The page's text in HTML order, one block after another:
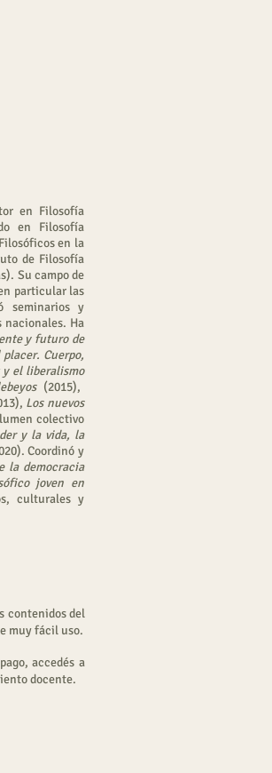
en Filosofía
en Filosofía
en la
de Filosofía
Su campo de
particular las
seminarios y
nacionales. Ha
y futuro de
Cuerpo,
el liberalismo
(2015),
Los nuevos
colectivo
y la vida, la
Coordinó y
la democracia
joven en
culturales y
contenidos del
muy fácil uso.
accedés a
docente.